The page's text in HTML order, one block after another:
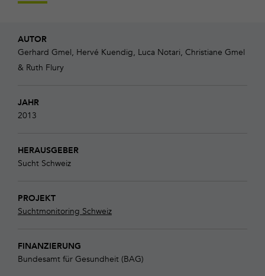
AUTOR
Gerhard Gmel, Hervé Kuendig, Luca Notari, Christiane Gmel
& Ruth Flury
JAHR
2013
HERAUSGEBER
Sucht Schweiz
PROJEKT
Suchtmonitoring Schweiz
FINANZIERUNG
Bundesamt für Gesundheit (BAG)